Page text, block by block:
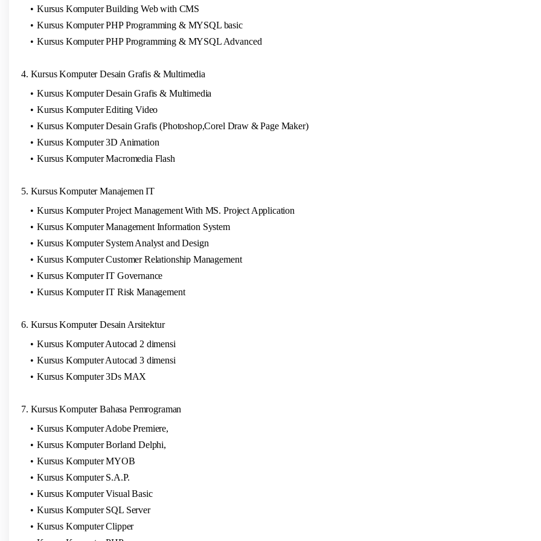
Kursus Komputer Building Web with CMS
Kursus Komputer PHP Programming & MYSQL basic
Kursus Komputer PHP Programming & MYSQL Advanced
4. Kursus Komputer Desain Grafis & Multimedia
Kursus Komputer Desain Grafis & Multimedia
Kursus Komputer Editing Video
Kursus Komputer Desain Grafis (Photoshop,Corel Draw & Page Maker)
Kursus Komputer 3D Animation
Kursus Komputer Macromedia Flash
5. Kursus Komputer Manajemen IT
Kursus Komputer Project Management With MS. Project Application
Kursus Komputer Management Information System
Kursus Komputer System Analyst and Design
Kursus Komputer Customer Relationship Management
Kursus Komputer IT Governance
Kursus Komputer IT Risk Management
6. Kursus Komputer Desain Arsitektur
Kursus Komputer Autocad 2 dimensi
Kursus Komputer Autocad 3 dimensi
Kursus Komputer 3Ds MAX
7. Kursus Komputer Bahasa Pemrograman
Kursus Komputer Adobe Premiere,
Kursus Komputer Borland Delphi,
Kursus Komputer MYOB
Kursus Komputer S.A.P.
Kursus Komputer Visual Basic
Kursus Komputer SQL Server
Kursus Komputer Clipper